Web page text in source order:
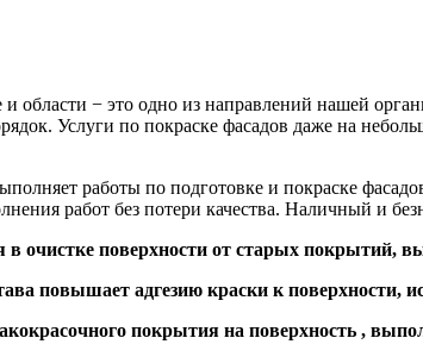
и области − это одно из направлений нашей
Услуги по покраске фасадов даже на
работы по подготовке и покраске
работ без потери качества. Наличный и
в очистке поверхности от старых покрытий,
повышает адгезию краски к
покрытия на поверхность ,